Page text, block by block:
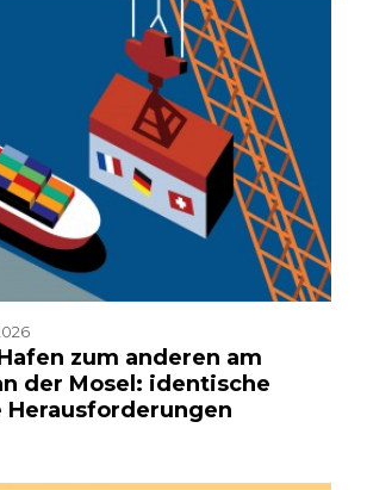
zum anderen am
der Mosel: identische